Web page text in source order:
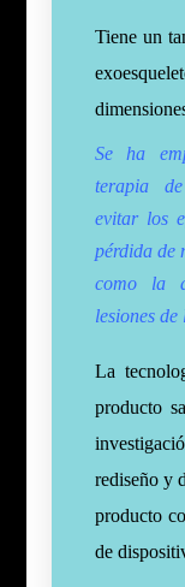
Tiene un
Se ha
terapia
evitar los
pérdida de
como la
lesiones
La
producto
rediseño y
producto
de